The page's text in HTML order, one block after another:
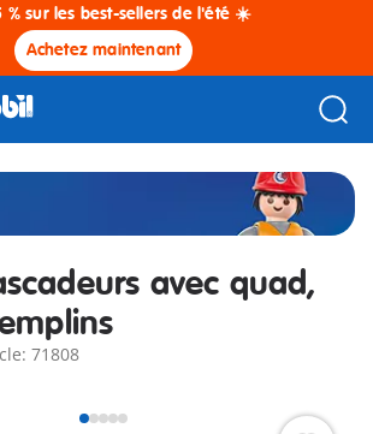
sur les best-sellers de l'été ☀️
Achetez maintenant
avec quad,
71808